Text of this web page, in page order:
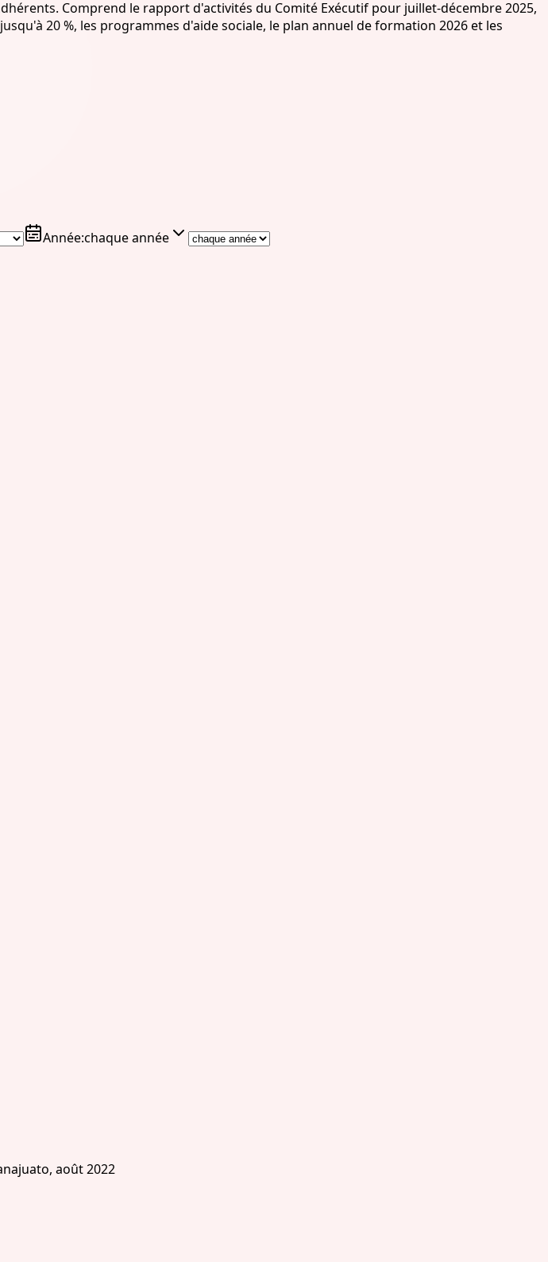
Comprend le rapport d'activités du Comité Exécutif pour juillet-décembre 2025,
20 %, les programmes d'aide sociale, le plan annuel de formation 2026 et les
Année:chaque année